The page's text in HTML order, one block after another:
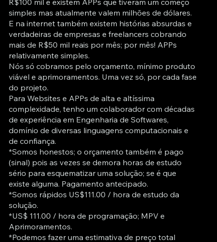
R$100 mil e existem APPs que tiveram um começo
simples mas atualmente valem milhões de dólares.
E na internet também existem histórias absurdas e
verdadeiras de empresas e freelancers cobrando
mais de R$50 mil reais por mês; por mês! APPs
relativamente simples.
Nós só cobramos pelo orçamento, mínimo produto
viável e aprimoramentos. Uma vez só, por cada fase
do projeto.
Para Websites e APPs de alta e altíssima
complexidade, tenho um colaborador com décadas
de experiência em Engenharia de Softwares,
domínio de diversas linguagens computacionais e
de confiança.
*Somos honestos; o orçamento também é pago
(sinal) pois as vezes se demora horas de estudo
sério para esquematizar uma solução; se é que
existe alguma. Pagamento antecipado.
*Somos rápidos US$111.00 / hora de estudo da
solução.
*US$ 111.00 / hora de programação; MPV e
Aprimoramentos.
*Podemos fazer uma estimativa de preço total